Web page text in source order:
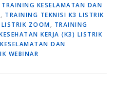
TRAINING KESELAMATAN DAN
, TRAINING TEKNISI K3 LISTRIK
ZOOM, TRAINING
KERJA (K3) LISTRIK
DAN
WEBINAR